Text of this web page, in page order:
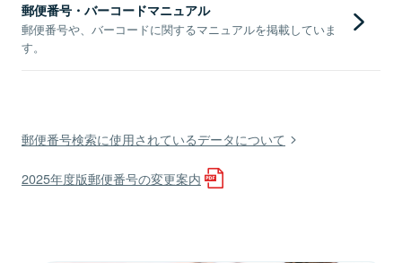
郵便番号・バーコードマニュアル
郵便番号や、バーコードに関するマニュアルを掲載していま
す。
郵便番号検索に使用されているデータについて
2025年度版郵便番号の変更案内